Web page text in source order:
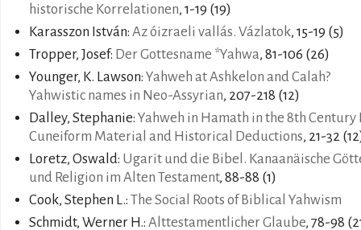
historische Korrelationen, 1-19 (19)
Karasszon István: Az óizraeli vallás. Vázlatok, 15-19 (5)
Tropper, Josef: Der Gottesname *Yahwa, 81-106 (26)
Younger, K. Lawson: Yahweh at Ashkelon and Calah?
Yahwistic names in Neo-Assyrian, 207-218 (12)
Dalley, Stephanie: Yahweh in Hamath in the 8th Century
Cuneiform Material and Historical Deductions, 21-32
Loretz, Oswald: Ugarit und die Bibel. Kanaanäische
und Religion im Alten Testament, 88-88 (1)
Cook, Stephen L.: The Social Roots of Biblical Yahwism
Schmidt, Werner H.: Alttestamentlicher Glaube, 78-98